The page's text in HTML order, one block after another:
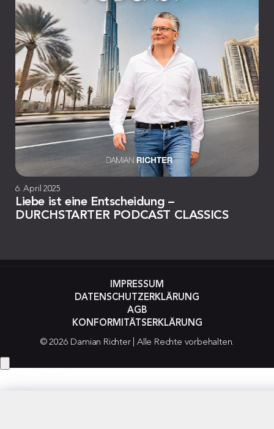
6. April 2025
Liebe ist eine Entscheidung –
DURCHSTARTER PODCAST CLASSICS
© 2026 Damian Richter | Alle Rechte vorbehalten.
IMPRESSUM
DATENSCHUTZERKLÄRUNG
AGB
KONFORMITÄTSERKLÄRUNG